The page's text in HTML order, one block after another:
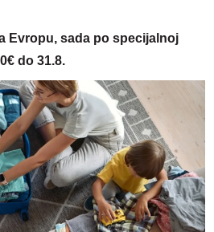
Evropu, sada po specijalnoj
do 31.8.